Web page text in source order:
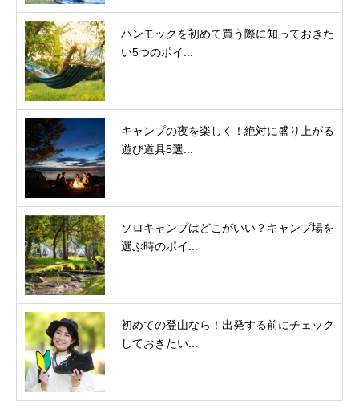
ハンモックを初めて買う際に知っておきた
い5つのポイ...
キャンプの夜を楽しく！絶対に盛り上がる
遊び道具5選...
ソロキャンプはどこがいい？キャンプ場を
選ぶ時のポイ...
初めての登山なら！出発する前にチェック
しておきたい...